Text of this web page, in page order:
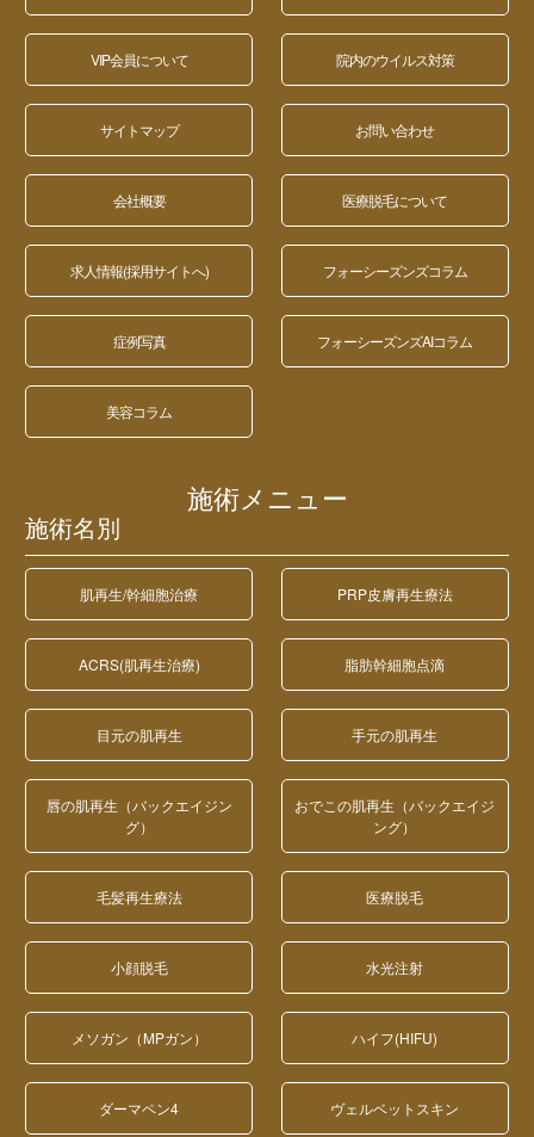
VIP会員について 院内のウイルス対策
サイトマップ お問い合わせ
会社概要 医療脱毛について
求人情報(採用サイトへ) フォーシーズンズコラム
症例写真 フォーシーズンズAIコラム
美容コラム
施術メニュー
施術名別
肌再生/幹細胞治療 PRP皮膚再生療法
ACRS(肌再生治療) 脂肪幹細胞点滴
目元の肌再生 手元の肌再生
唇の肌再生（バックエイジン
グ）
おでこの肌再生（バックエイジ
ング）
毛髪再生療法 医療脱毛
小顔脱毛 水光注射
メソガン（MPガン） ハイフ(HIFU)
ダーマペン4 ヴェルベットスキン